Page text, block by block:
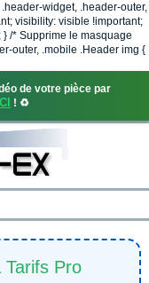
widget, .header-outer,
visibility: visible !important;
/* Supprime le masquage
outer, .mobile .Header img {
de votre pièce par
! ♻️
Tarifs Pro